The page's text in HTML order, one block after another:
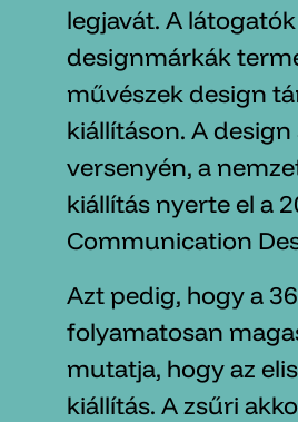
legjavát. A
designmárkák
művészek design
kiállításon. A
versenyén, a
kiállítás nyerte el a
Communication
Azt pedig, hogy a
folyamatosan
mutatja, hogy az
kiállítás. A zsűri